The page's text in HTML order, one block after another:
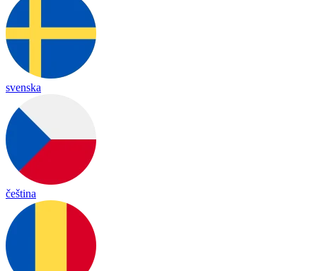
svenska
čeština